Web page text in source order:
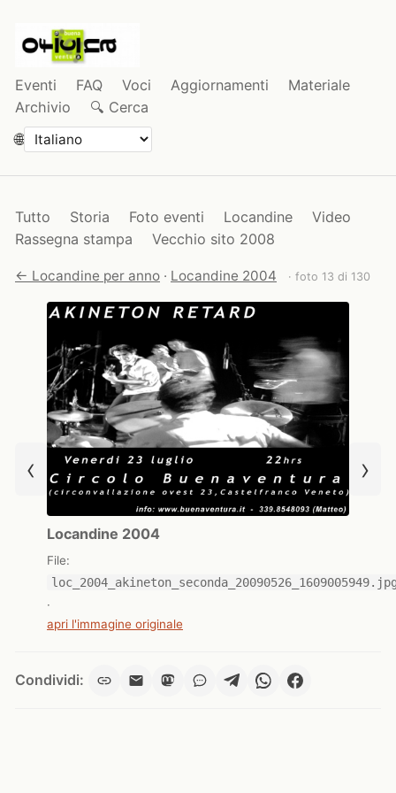
Eventi FAQ Voci Aggiornamenti
Materiale
Archivio
🔍 Cerca
🌐
Tutto Storia Foto eventi Locandine
Video
Rassegna stampa
Vecchio sito 2008
← Locandine per anno · Locandine 2004 · foto 13 di 130
‹
Locandine 2004
File:
·
apri l'immagine originale
›
Condividi: